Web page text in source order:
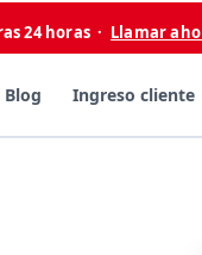
24 horas · Llamar
Blog Ingreso cliente